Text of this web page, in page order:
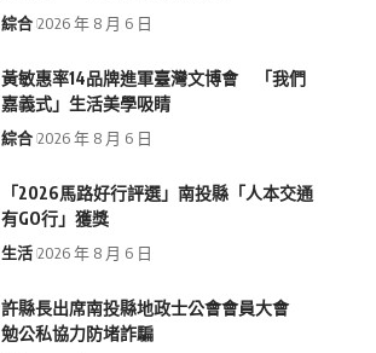
綜合 2026 年 8 月 6 日
黃敏惠率14品牌進軍臺灣文博會 「我們
嘉義式」生活美學吸睛
綜合 2026 年 8 月 6 日
「2026馬路好行評選」南投縣「人本交通
有GO行」獲獎
生活 2026 年 8 月 6 日
許縣長出席南投縣地政士公會會員大會
勉公私協力防堵詐騙